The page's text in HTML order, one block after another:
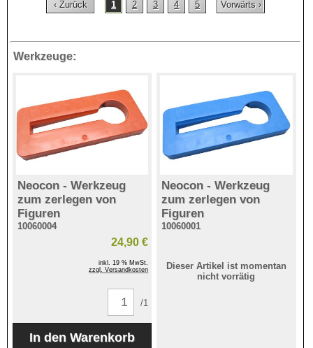
‹ Zurück 1 2 3 4 5 Vorwärts ›
Werkzeuge:
Neocon - Werkzeug
zum zerlegen von
Figuren
10060004
24,90 €
inkl. 19 % MwSt.
zzgl. Versandkosten
/1
Neocon - Werkzeug
zum zerlegen von
Figuren
10060001
Dieser Artikel ist momentan
nicht vorrätig